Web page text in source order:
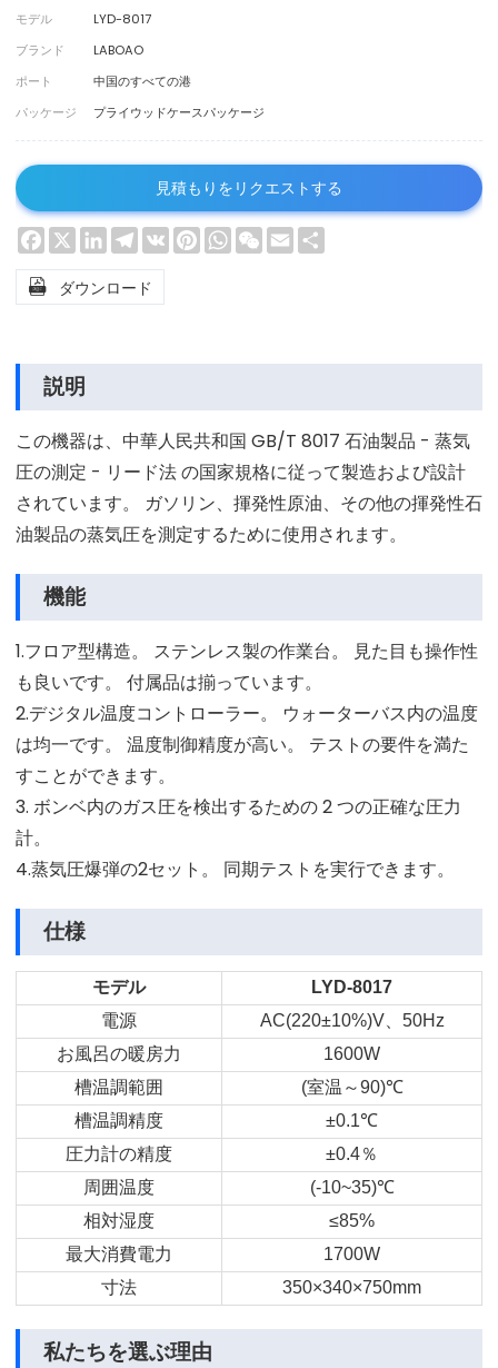
モデル
LYD-8017
ブランド
LABOAO
ポート
中国のすべての港
パッケージ
プライウッドケースパッケージ
見積もりをリクエストする
Facebook
X LinkedInTelegram
VK PinterestWhatsApp
WeChat
Email
 ダウンロード
説明
この機器は、中華人民共和国 GB/T 8017 石油製品 - 蒸気
圧の測定 - リード法 の国家規格に従って製造および設計
されています。 ガソリン、揮発性原油、その他の揮発性石
油製品の蒸気圧を測定するために使用されます。
機能
1.フロア型構造。 ステンレス製の作業台。 見た目も操作性
も良いです。 付属品は揃っています。
2.デジタル温度コントローラー。 ウォーターバス内の温度
は均一です。 温度制御精度が高い。 テストの要件を満た
すことができます。
3. ボンベ内のガス圧を検出するための 2 つの正確な圧力
計。
4.蒸気圧爆弾の2セット。 同期テストを実行できます。
仕様
モデル
LYD-8017
電源
AC(220±10%)V、 50Hz
お風呂の暖房力
1600W
槽温調範囲
(室温～90)℃
槽温調精度
±0.1℃
圧力計の精度
±0.4％
周囲温度
(-10~35)℃
相対湿度
≤85%
最大消費電力
1700W
寸法
350×340×750mm
私たちを選ぶ理由